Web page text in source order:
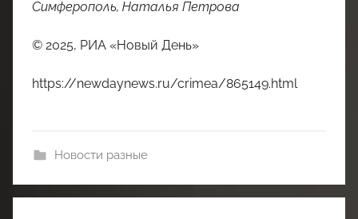
Симферополь, Наталья Петрова
© 2025, РИА «Новый День»
https://newdaynews.ru/crimea/865149.html
Новости разные